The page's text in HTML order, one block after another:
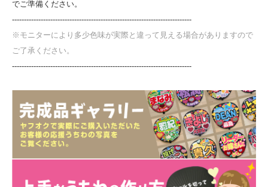
でご準備ください。
---------------------------------------------------------------------------
※モニターにより多少色味が実際と違って見える場合がありますので
ご了承ください。
---------------------------------------------------------------------------